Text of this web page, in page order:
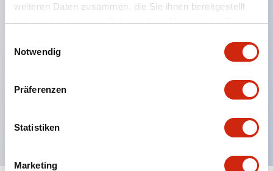
weiteren Daten zusammen, die Sie ihnen bereitgestellt
haben oder die sie im Rahmen Ihrer Nutzung der Dienste
Notwendig
Präferenzen
Statistiken
Marketing
durchführbar.
das An- und Abnehmen des Verriegelungshebels.
Schutzart ist Spritzwassergeschützt, IP65 (IEC
60529). (Der Summer ist geschlossen ausgeführt)